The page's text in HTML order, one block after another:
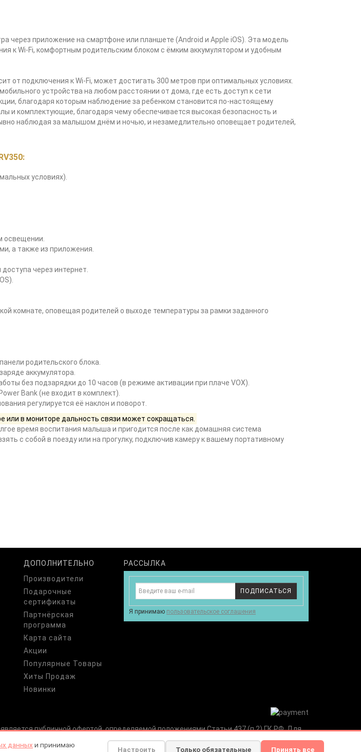
через приложение на смартфоне или планшете (Android и Apple iOS). Эта модель
к Wi-Fi, комфортным родительским блоком с ёмким аккумулятором и удобным
от подключения к Wi-Fi, может достигать 300 метров при оптимальных условиях.
устройства на любом расстоянии от дома, где есть доступ к сети
благодаря которым наблюдение за ребенком становится по-настоящему
и комплектующие, благодаря чему обеспечивается высокая безопасность и
наблюдая за малышом днём и ночью, и незамедлительно оповещает родителей,
условиях).
освещении.
а также из приложения.
через интернет.
комнате, оповещая родителей о выходе температуры за рамки заданного
родительского блока.
аккумулятора.
без подзарядки до 10 часов (в режиме активации при плаче VOX).
Bank (не входит в комплект).
регулируется её наклон и поворот.
или в мониторе дальность связи может сокращаться.
время воспитания малыша и пригодится после как домашняя система
с собой в поезду или на прогулку, подключив камеру к вашему портативному
ДОПОЛНИТЕЛЬНО
Производители
Подарочные
сертификаты
Партнёрская
программа
Карта сайта
Акции
Популярные Товары
Хиты Продаж
Новинки
РАССЫЛКА
ПОДПИСАТЬСЯ
Я принимаю пользовательское соглашения
публичной офертой, определяемой положениями Статьи 437 (п.2) ГК РФ. Для
к нашим менеджерам по телефону указанному на сайте.
данных и принимаю
Настроить Только обязательные Принять все